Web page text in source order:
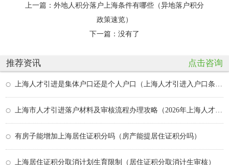
上一篇： 外地人积分落户上海条件有哪些（异地落户积分
政策速览）
下一篇：没有了
推荐资讯 点击咨询
有房子能增加上海居住证积分吗（房产能提居住证积分吗）
上海居住证积分取消计划生育限制（居住证积分取消计生审核）